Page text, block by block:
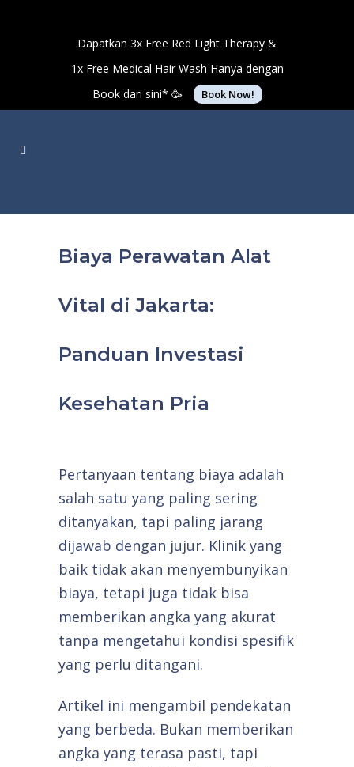
Dapatkan 3x Free Red Light Therapy &
1x Free Medical Hair Wash Hanya dengan
Book dari sini* 🥳
Book Now!
Biaya Perawatan Alat
Vital di Jakarta:
Panduan Investasi
Kesehatan Pria
Pertanyaan tentang biaya adalah
salah satu yang paling sering
ditanyakan, tapi paling jarang
dijawab dengan jujur. Klinik yang
baik tidak akan menyembunyikan
biaya, tetapi juga tidak bisa
memberikan angka yang akurat
tanpa mengetahui kondisi spesifik
yang perlu ditangani.
Artikel ini mengambil pendekatan
yang berbeda. Bukan memberikan
angka yang terasa pasti, tapi